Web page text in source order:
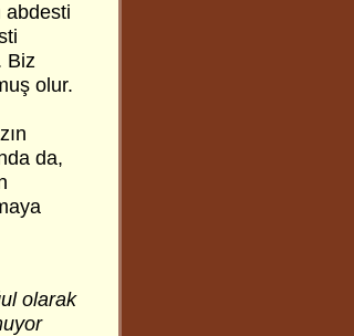
abdesti
Biz
olur.
da,
olarak